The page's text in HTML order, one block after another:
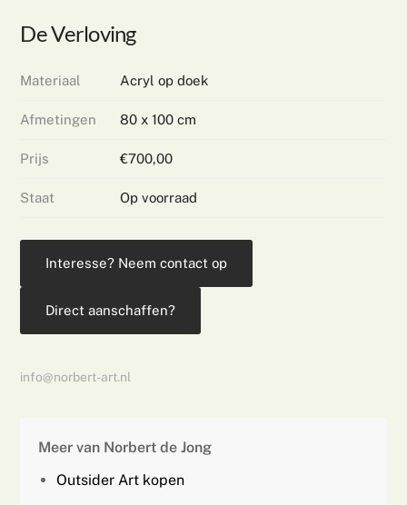
De Verloving
Materiaal Acryl op doek
Afmetingen 80 x 100 cm
Prijs €700,00
Staat Op voorraad
Interesse? Neem contact op
Direct aanschaffen?
info@norbert-art.nl
Meer van Norbert de Jong
Outsider Art kopen